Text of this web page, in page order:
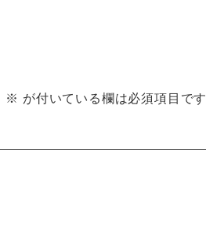
※ が付いている欄は必須項目です